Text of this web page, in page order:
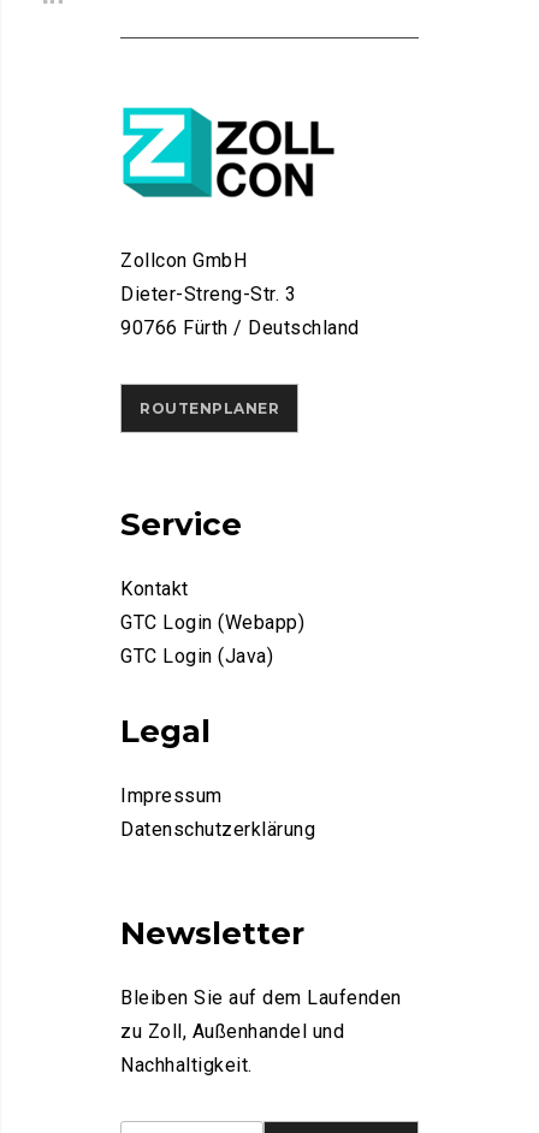
Zollcon GmbH
Dieter-Streng-Str. 3
90766 Fürth / Deutschland
ROUTENPLANER
Service
Kontakt
GTC Login (Webapp)
GTC Login (Java)
Legal
Impressum
Datenschutzerklärung
Newsletter
Bleiben Sie auf dem Laufenden
zu Zoll, Außenhandel und
Nachhaltigkeit.